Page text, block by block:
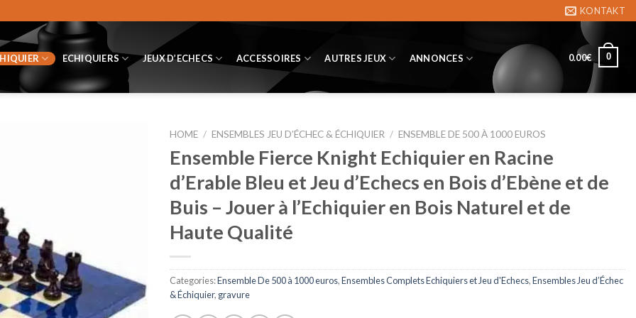
KONTAKT
ECHIQUIERS JEUX D’ECHECS ACCESSOIRES AUTRES JEUX ANNONCES 0.00€ 0
HOME / ENSEMBLES JEU D’ÉCHEC & ÉCHIQUIER / ENSEMBLE DE 500 À 1000 EUROS
Ensemble Fierce Knight Echiquier en Racine
d’Erable Bleu et Jeu d’Echecs en Bois d’Ebène et de
Buis – Jouer à l’Echiquier en Bois Naturel et de
Haute Qualité
Categories:Ensemble De 500 à 1000 euros,Ensembles Complets Echiquiers et Jeu d'Echecs,Ensembles Jeu d’Échec
& Échiquier, gravure